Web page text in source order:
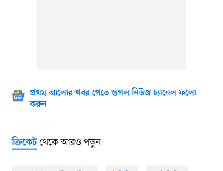
প্রথম আলোর খবর পেতে গুগল নিউজ চ্যানেল ফলো
করুন
ক্রিকেটথেকে আরও পড়ুন